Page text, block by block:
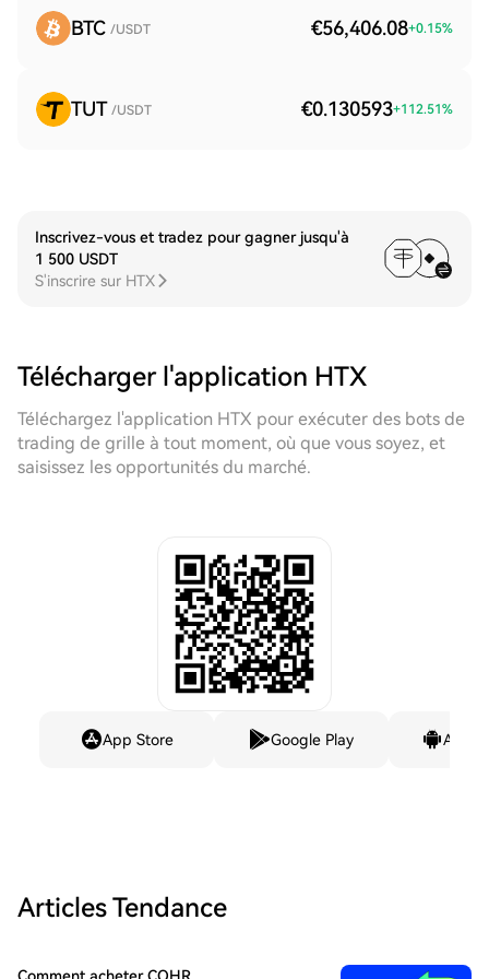
BTC /USDT €56,406.08+0.15%
TUT /USDT €0.130593+112.51%
Inscrivez-vous et tradez pour gagner jusqu'à
1 500 USDT
S'inscrire sur HTX
Télécharger l'application HTX
Téléchargez l'application HTX pour exécuter des bots de
trading de grille à tout moment, où que vous soyez, et
saisissez les opportunités du marché.
App Store Google Play
Articles Tendance